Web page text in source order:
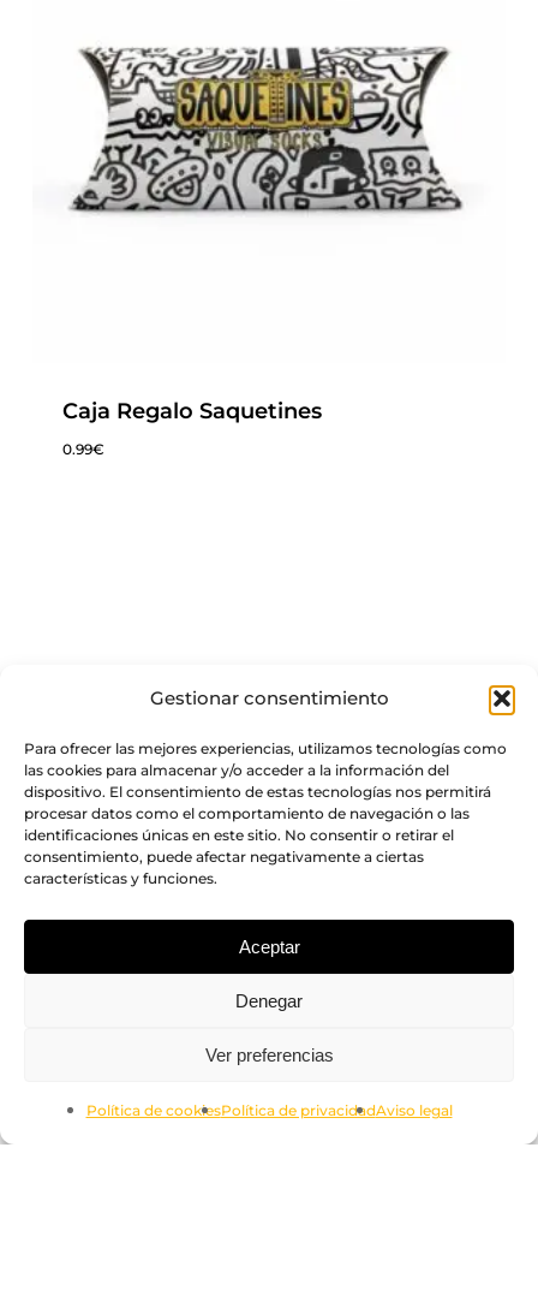
Gestionar consentimiento
Para ofrecer las mejores experiencias, utilizamos tecnologías como
las cookies para almacenar y/o acceder a la información del
dispositivo. El consentimiento de estas tecnologías nos permitirá
procesar datos como el comportamiento de navegación o las
identificaciones únicas en este sitio. No consentir o retirar el
consentimiento, puede afectar negativamente a ciertas
características y funciones.
Aceptar
Denegar
Ver preferencias
Política de cookiesPolítica de privacidadAviso legal
Caja Regalo Saquetines
0.99€